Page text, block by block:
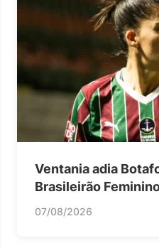
Ventania adia
Brasileirão
07/08/2026